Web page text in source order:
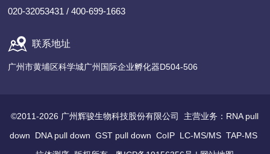
020-32053431 / 400-699-1663
联系地址
广州市黄埔区科学城广州国际企业孵化器D504-506
©2011-2026 广州辉骏生物科技股份有限公司 主营业务： RNA pull
down
DNA pull down GST pull down CoIP LC-MS/MS TAP-MS